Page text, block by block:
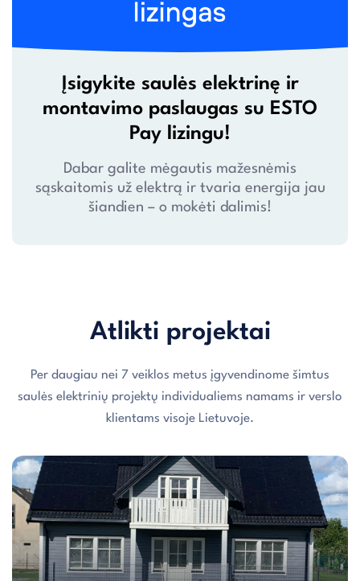
Įsigykite saulės elektrinę ir
montavimo paslaugas su ESTO
Pay lizingu!
Dabar galite mėgautis mažesnėmis
sąskaitomis už elektrą ir tvaria energija jau
šiandien – o mokėti dalimis!
Atlikti projektai
Per daugiau nei 7 veiklos metus įgyvendinome šimtus
saulės elektrinių projektų individualiems namams ir verslo
klientams visoje Lietuvoje.